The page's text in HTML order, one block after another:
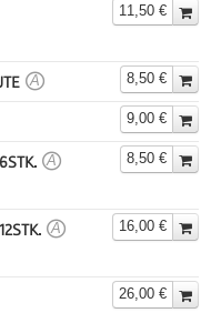
11,50 €
A 8,50 €
9,00 €
A
8,50 €
A
16,00 €
26,00 €